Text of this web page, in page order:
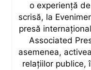
o experiență
scrisă, la
presă
Associated
asemenea,
relațiilor publice,